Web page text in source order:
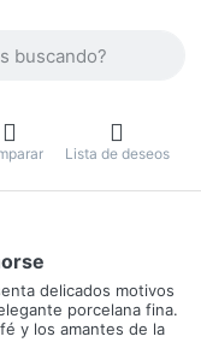
Lista de deseos
delicados motivos
porcelana fina.
y los amantes de la